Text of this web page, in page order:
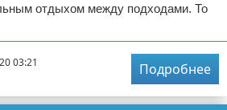
отдыхом между подходами. То
03:21
Подробнее